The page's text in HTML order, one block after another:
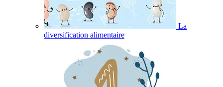
La
diversification alimentaire